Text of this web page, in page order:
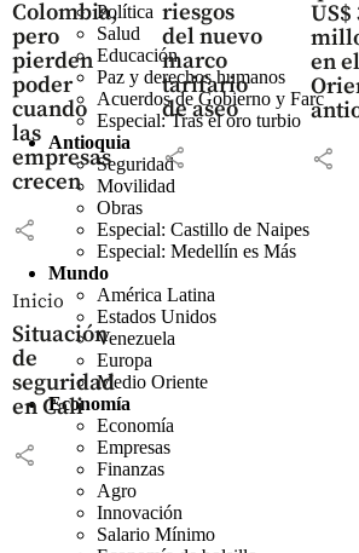
Colombia,
pero
pierden
poder
cuando
las
empresas
crecen
share
riesgos
del nuevo
marco
tarifario
de aseo
share
US$
en el
share
Inicio
Situación
de
seguridad
en Cali
share
Política
Salud
Educación
Paz y derechos humanos
Acuerdos de Gobierno y Farc
Especial: Tras el oro turbio
Antioquia
Seguridad
Movilidad
Obras
Especial: Castillo de Naipes
Especial: Medellín es Más
Mundo
América Latina
Estados Unidos
Venezuela
Europa
Medio Oriente
Economía
Economía
Empresas
Finanzas
Agro
Innovación
Salario Mínimo